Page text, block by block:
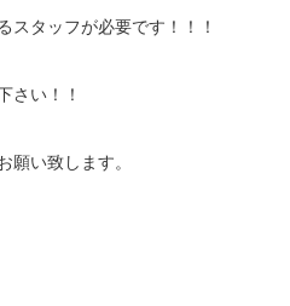
スタッフが必要です！！！
さい！！
願い致します。